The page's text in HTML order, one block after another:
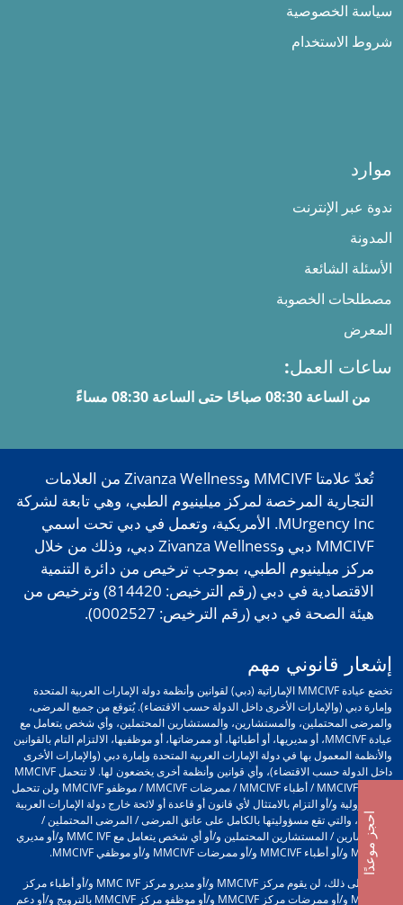
سياسة الخصوصية
شروط الاستخدام
موارد
ندوة عبر الإنترنت
المدونة
الأسئلة الشائعة
مصطلحات الخصوبة
المعرض
ساعات العمل:
من الساعة 08:30 صباحًا حتى الساعة 08:30 مساءً
احجز موعدًا
تُعدّ علامتا MMCIVF وZivanza Wellness من العلامات
التجارية المرخصة لمركز ميلينيوم الطبي، وهي تابعة لشركة
MUrgency Inc. الأمريكية، وتعمل في دبي تحت اسمي
MMCIVF دبي وZivanza Wellness دبي، وذلك من خلال
مركز ميلينيوم الطبي، بموجب ترخيص من دائرة التنمية
الاقتصادية في دبي (رقم الترخيص: 814420) وترخيص من
هيئة الصحة في دبي (رقم الترخيص: 0002527).
إشعار قانوني مهم
تخضع عيادة MMCIVF الإماراتية (دبي) لقوانين وأنظمة دولة الإمارات العربية المتحدة
وإمارة دبي (والإمارات الأخرى داخل الدولة حسب الاقتضاء). يُتوقع من جميع المرضى،
والمرضى المحتملين، والمستشارين، والمستشارين المحتملين، وأي شخص يتعامل مع
عيادة MMCIVF، أو مديريها، أو أطبائها، أو ممرضاتها، أو موظفيها، الالتزام التام بالقوانين
والأنظمة المعمول بها في دولة الإمارات العربية المتحدة وإمارة دبي (والإمارات الأخرى
داخل الدولة حسب الاقتضاء)، وأي قوانين وأنظمة أخرى يخضعون لها. لا تتحمل MMCIVF
/ مديرو MMCIVF / أطباء MMCIVF / ممرضات MMCIVF / موظفو MMCIVF ولن تتحمل
أي مسؤولية و/أو التزام بالامتثال لأي قانون أو قاعدة أو لائحة خارج دولة الإمارات العربية
المتحدة، والتي تقع مسؤوليتها بالكامل على عاتق المرضى / المرضى المحتملين /
المستشارين / المستشارين المحتملين و/أو أي شخص يتعامل مع MMC IVF و/أو مديري
MMCIVF و/أو أطباء MMCIVF و/أو ممرضات MMCIVF و/أو موظفي MMCIVF.
علاوة على ذلك، لن يقوم مركز MMCIVF و/أو مديرو مركز MMC IVF و/أو أطباء مركز
MMCIVF و/أو ممرضات مركز MMCIVF و/أو موظفو مركز MMCIVF بالترويج و/أو دعم